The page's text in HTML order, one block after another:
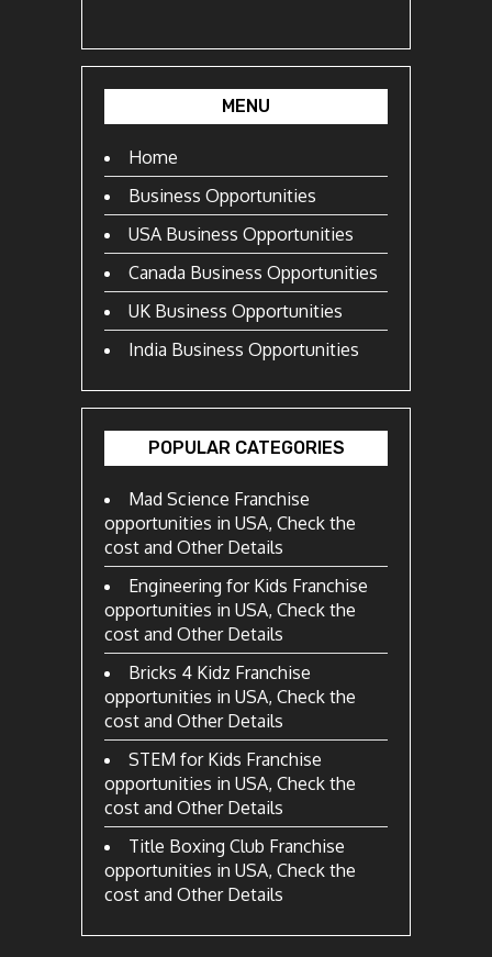
MENU
Home
Business Opportunities
USA Business Opportunities
Canada Business Opportunities
UK Business Opportunities
India Business Opportunities
POPULAR CATEGORIES
Mad Science Franchise
opportunities in USA, Check the
cost and Other Details
Engineering for Kids Franchise
opportunities in USA, Check the
cost and Other Details
Bricks 4 Kidz Franchise
opportunities in USA, Check the
cost and Other Details
STEM for Kids Franchise
opportunities in USA, Check the
cost and Other Details
Title Boxing Club Franchise
opportunities in USA, Check the
cost and Other Details